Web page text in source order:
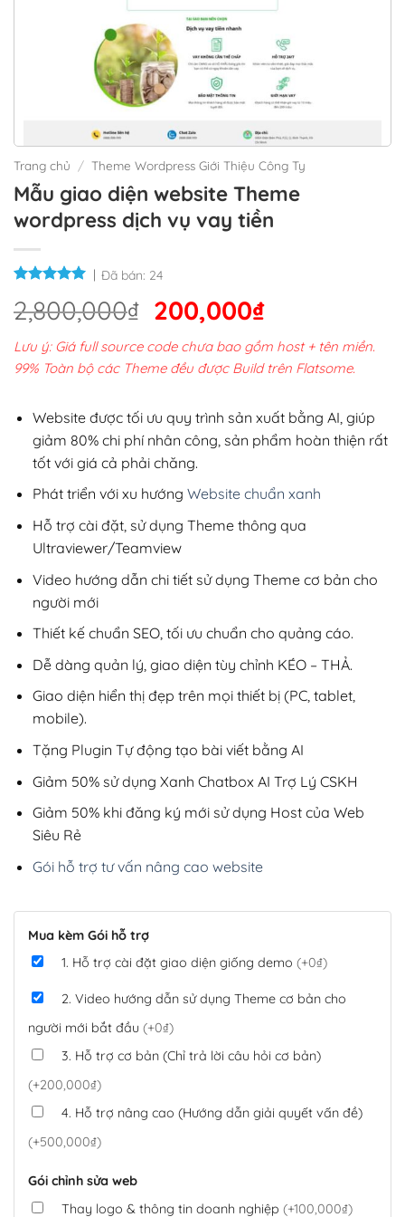
Trang chủ / Theme Wordpress Giới Thiệu Công Ty
Mẫu giao diện website Theme
wordpress dịch vụ vay tiền
Đã bán: 24
2,800,000₫ Giá
gốc
là:
2,800,000₫.
200,000₫Giá
hiện
tại
200,000₫.
Lưu ý: Giá full source code chưa bao gồm host + tên miền.
99% Toàn bộ các Theme đều được Build trên Flatsome.
Website được tối ưu quy trình sản xuất bằng AI, giúp
giảm 80% chi phí nhân công, sản phẩm hoàn thiện rất
tốt với giá cả phải chăng.
Phát triển với xu hướng Website chuẩn xanh
Hỗ trợ cài đặt, sử dụng Theme thông qua
Ultraviewer/Teamview
Video hướng dẫn chi tiết sử dụng Theme cơ bản cho
người mới
Thiết kế chuẩn SEO, tối ưu chuẩn cho quảng cáo.
Dễ dàng quản lý, giao diện tùy chỉnh KÉO – THẢ.
Giao diện hiển thị đẹp trên mọi thiết bị (PC, tablet,
mobile).
Tặng Plugin Tự động tạo bài viết bằng AI
Giảm 50% sử dụng Xanh Chatbox AI Trợ Lý CSKH
Giảm 50% khi đăng ký mới sử dụng Host của Web
Siêu Rẻ
Gói hỗ trợ tư vấn nâng cao website
Mua kèm Gói hỗ trợ
1. Hỗ trợ cài đặt giao diện giống demo (+0₫)
2. Video hướng dẫn sử dụng Theme cơ bản cho
người mới bắt đầu (+0₫)
3. Hỗ trợ cơ bản (Chỉ trả lời câu hỏi cơ bản)
(+200,000₫)
4. Hỗ trợ nâng cao (Hướng dẫn giải quyết vấn đề)
(+500,000₫)
Gói chỉnh sửa web
Thay logo & thông tin doanh nghiệp (+100,000₫)